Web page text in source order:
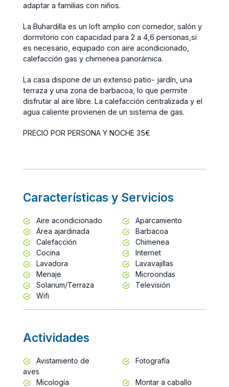
adaptar a familias con niños.
La Buhardilla es un loft amplio con comedor, salón y
dormitorio con capacidad para 2 a 4,6 personas,si
es necesario, equipado con aire acondicionado,
calefacción gas y chimenea panorámica.
La casa dispone de un extenso patio- jardín, una
terraza y una zona de barbacoa, lo que permite
disfrutar al aire libre. La calefacción centralizada y el
agua caliente provienen de un sistema de gas.
PRECIO POR PERSONA Y NOCHE 35€
Características y Servicios
Aire acondicionado
Aparcamiento
Área ajardinada
Barbacoa
Calefacción
Chimenea
Cocina
Internet
Lavadora
Lavavajillas
Menaje
Microondas
Solarium/Terraza
Televisión
Wifi
Actividades
Avistamiento de
aves
Fotografía
Micología
Montar a caballo